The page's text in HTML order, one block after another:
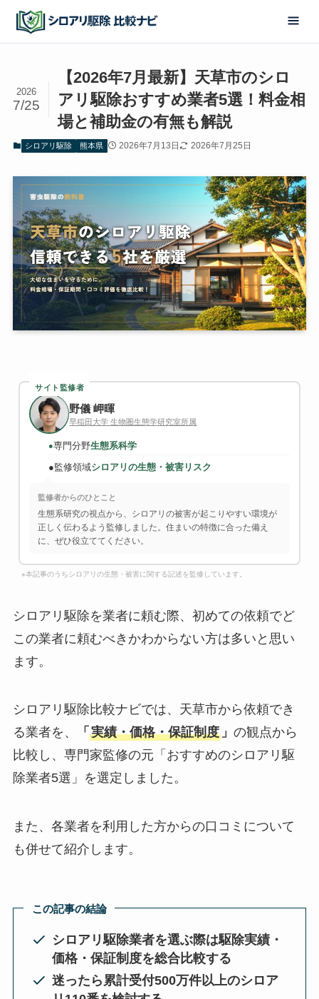
【2026年7月最新】天草市のシロ
アリ駆除おすすめ業者5選！料金相
場と補助金の有無も解説
2026
7/25
シロアリ駆除 熊本県 2026年7月13日 2026年7月25日
サイト監修者
野儀 岬暉
早稲田大学 生物圏生態学研究室所属
●専門分野生態系科学
●監修領域シロアリの生態・被害リスク
監修者からのひとこと
生態系研究の視点から、シロアリの被害が起こりやすい環境が
正しく伝わるよう監修しました。住まいの特徴に合った備え
に、ぜひ役立ててください。
※本記事のうちシロアリの生態・被害に関する記述を監修しています。
シロアリ駆除を業者に頼む際、初めての依頼でど
この業者に頼むべきかわからない方は多いと思い
ます。
シロアリ駆除比較ナビでは、天草市から依頼でき
る業者を、
「 実績・価格・保証制度」 の観点から
比較し、専門家監修の元「おすすめのシロアリ駆
除業者5選」を選定しました。
また、各業者を利用した方からの口コミについて
も併せて紹介します。
この記事の結論
シロアリ駆除業者を選ぶ際は駆除実績・
価格・保証制度を総合比較する
迷ったら累計受付500万件以上のシロア